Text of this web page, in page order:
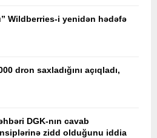
Wildberries-i yenidən hədəfə
dron saxladığını açıqladı,
DGK-nın cavab
zidd olduğunu iddia